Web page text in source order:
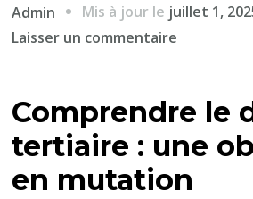
Admin Mis à jour le juillet 1,
Laisser un commentaire
tertiaire
il
en
Comprendre le
tertiaire : une
en mutation